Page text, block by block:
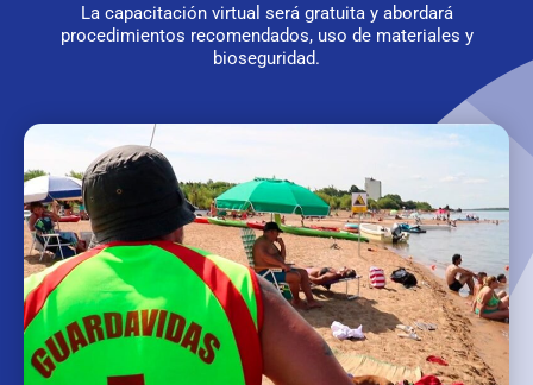
La capacitación virtual será gratuita y abordará
procedimientos recomendados, uso de materiales y
bioseguridad.